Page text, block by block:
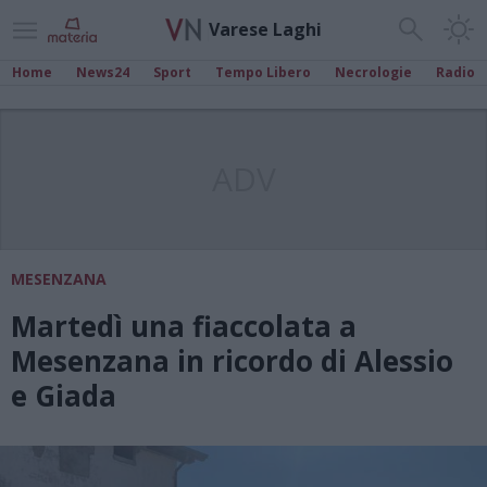
Varese Laghi
Home News24 Sport Tempo Libero Necrologie Radio
MESENZANA
Martedì una fiaccolata a
Mesenzana in ricordo di Alessio
e Giada